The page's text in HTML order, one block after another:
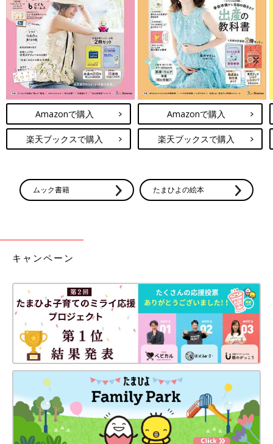
Amazonで購入
楽天ブックスで購入
Amazonで購入
楽天ブックスで購入
ムック書籍 たまひよの絵本
キャンペーン